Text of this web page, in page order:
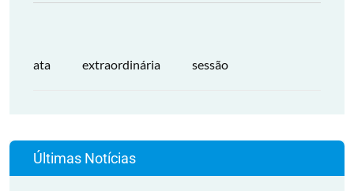
ata extraordinária sessão
Últimas Notícias